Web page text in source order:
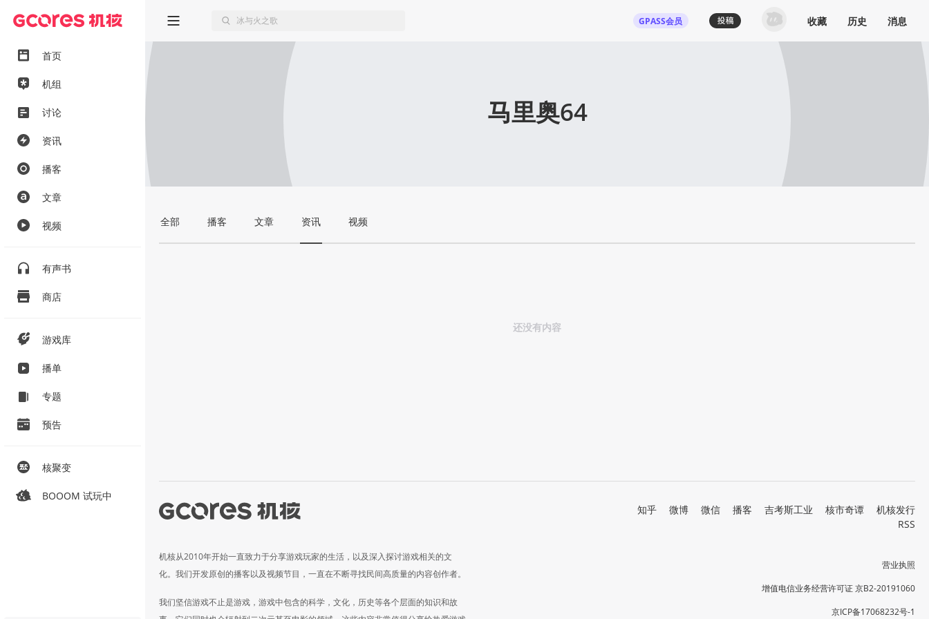
首页
机组
讨论
资讯
播客
文章
视频
有声书
商店
游戏库
播单
专题
预告
核聚变
BOOOM 试玩中
GPASS会员 收藏 历史 消息
马里奥64
全部 播客 文章 资讯 视频
还没有内容
机核从2010年开始一直致力于分享游戏玩家的生活，以及深入探讨游戏相关的文
化。我们开发原创的播客以及视频节目，一直在不断寻找民间高质量的内容创作者。
我们坚信游戏不止是游戏，游戏中包含的科学，文化，历史等各个层面的知识和故
知乎 微博 微信 播客 吉考斯工业 核市奇谭
机核发行
RSS
营业执照
增值电信业务经营许可证 京B2-20191060
京ICP备17068232号-1